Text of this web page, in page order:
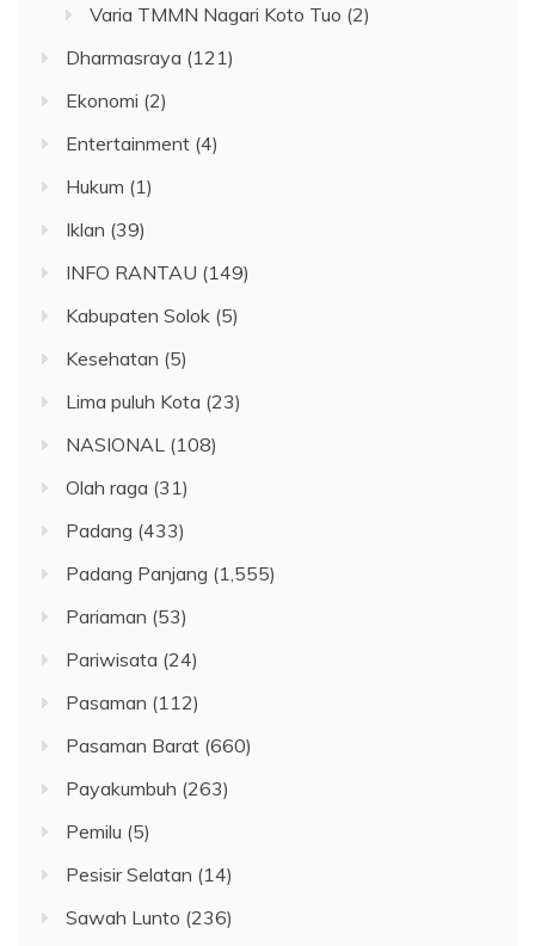
Varia TMMN Nagari Koto Tuo (2)
Dharmasraya (121)
Ekonomi (2)
Entertainment (4)
Hukum (1)
Iklan (39)
INFO RANTAU (149)
Kabupaten Solok (5)
Kesehatan (5)
Lima puluh Kota (23)
NASIONAL (108)
Olah raga (31)
Padang (433)
Padang Panjang (1,555)
Pariaman (53)
Pariwisata (24)
Pasaman (112)
Pasaman Barat (660)
Payakumbuh (263)
Pemilu (5)
Pesisir Selatan (14)
Sawah Lunto (236)